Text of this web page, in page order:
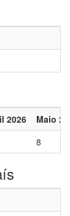
2026
Maio
8